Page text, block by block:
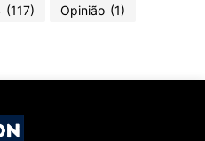
(117) Opinião (1)